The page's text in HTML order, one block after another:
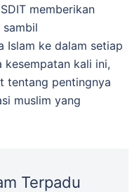
memberikan
Islam ke dalam setiap
kesempatan kali ini,
tentang pentingnya
muslim yang
Terpadu